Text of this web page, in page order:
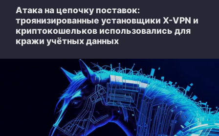
Атака на цепочку поставок:
троянизированные установщики X-VPN и
криптокошельков использовались для
кражи учётных данных